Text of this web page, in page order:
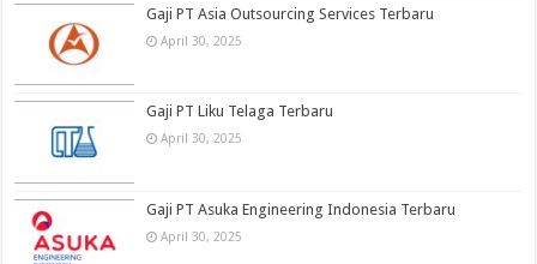
Gaji PT Asia Outsourcing Services Terbaru
April 30, 2025
Gaji PT Liku Telaga Terbaru
April 30, 2025
Gaji PT Asuka Engineering Indonesia Terbaru
April 30, 2025